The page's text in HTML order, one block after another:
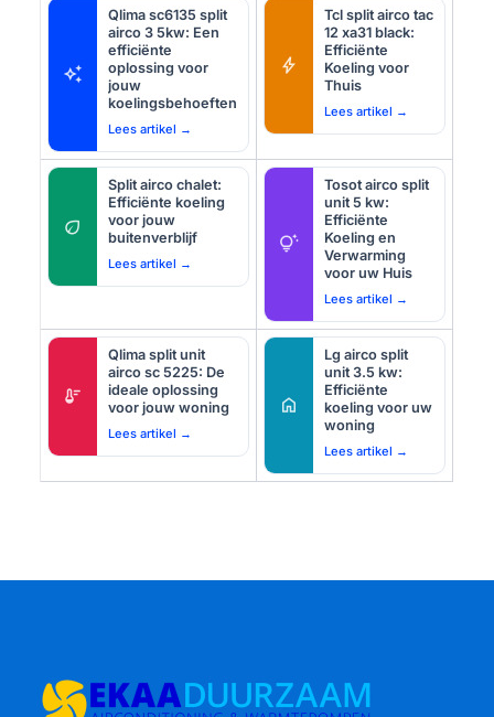
auto_awesome
Qlima sc6135 split
airco 3 5kw: Een
efficiënte
oplossing voor
jouw
koelingsbehoeften
Lees artikel →
bolt
Tcl split airco tac
12 xa31 black:
Efficiënte
Koeling voor
Thuis
Lees artikel →
eco
Split airco chalet:
Efficiënte koeling
voor jouw
buitenverblijf
Lees artikel →
tips_and_updates
Tosot airco split
unit 5 kw:
Efficiënte
Koeling en
Verwarming
voor uw Huis
Lees artikel →
thermostat
Qlima split unit
airco sc 5225: De
ideale oplossing
voor jouw woning
Lees artikel →
home
Lg airco split
unit 3.5 kw:
Efficiënte
koeling voor uw
woning
Lees artikel →